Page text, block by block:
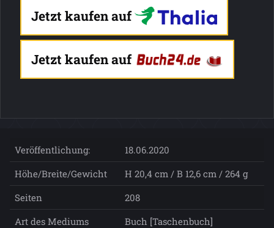
Jetzt kaufen auf
Jetzt kaufen auf
Veröffentlichung:
18.06.2020
Höhe/Breite/Gewicht
H 20,4 cm / B 12,6 cm / 264 g
Seiten
208
Art des Mediums
Buch [Taschenbuch]